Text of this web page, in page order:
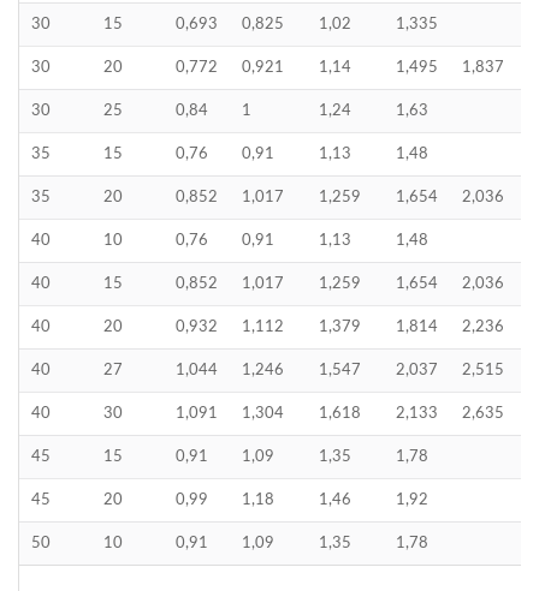
30 15 0,693 0,825 1,02 1,335
30 20 0,772 0,921 1,14 1,495 1,837
30 25 0,84 1 1,24 1,63
35 15 0,76 0,91 1,13 1,48
35 20 0,852 1,017 1,259 1,654 2,036
40 10 0,76 0,91 1,13 1,48
40 15 0,852 1,017 1,259 1,654 2,036
40 20 0,932 1,112 1,379 1,814 2,236
40 27 1,044 1,246 1,547 2,037 2,515
40 30 1,091 1,304 1,618 2,133 2,635
45 15 0,91 1,09 1,35 1,78
45 20 0,99 1,18 1,46 1,92
50 10 0,91 1,09 1,35 1,78